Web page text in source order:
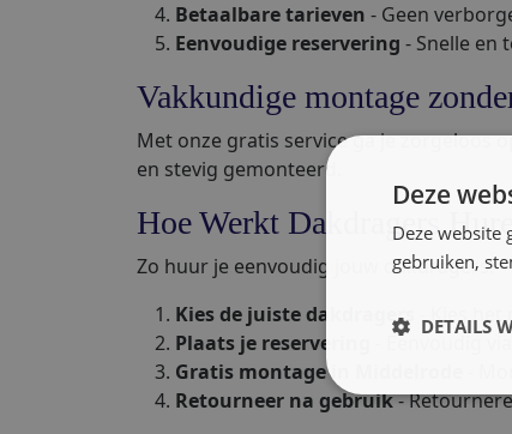
Betaalbare tarieven - Geen
Eenvoudige reservering - Snelle en
Vakkundige montage
Met onze gratis service ga je zorgeloos
en stevig gemonteerd.
Hoe Werkt Dakdragers
Zo huur je eenvoudig jouw dakdragers:
Kies de juiste dakdragers - Kies
Plaats je reservering
- Eenvoudig
Gratis montage in Middelrode
Retourneer na gebruik-
Deze
Deze website
gebruiken,
DETAILS